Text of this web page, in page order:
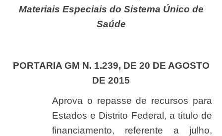
Materiais Especiais do Sistema Único de
Saúde
PORTARIA GM N. 1.239, DE 20 DE AGOSTO
DE 2015
Aprova o repasse de recursos para
Estados e Distrito Federal, a título de
financiamento, referente a julho,